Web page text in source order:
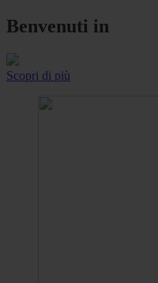
Benvenuti in
Scopri di più